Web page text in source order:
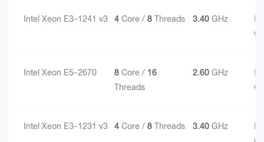
Intel Xeon E3-1241 v3 4Core /8Threads 3.40GHz
Intel Xeon E5-2670 8Core / 16
Threads
2.60GHz
Intel Xeon E3-1231 v3 4Core /8Threads 3.40GHz